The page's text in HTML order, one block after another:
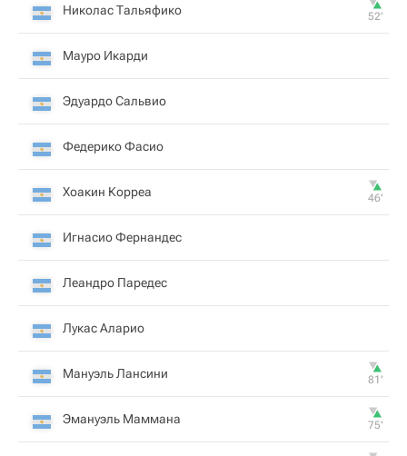
Николас Тальяфико 52‎’‎
Мауро Икарди
Эдуардо Сальвио
Федерико Фасио
Хоакин Корреа 46‎’‎
Игнасио Фернандес
Леандро Паредес
Лукас Аларио
Мануэль Лансини 81‎’‎
Эмануэль Маммана 75‎’‎